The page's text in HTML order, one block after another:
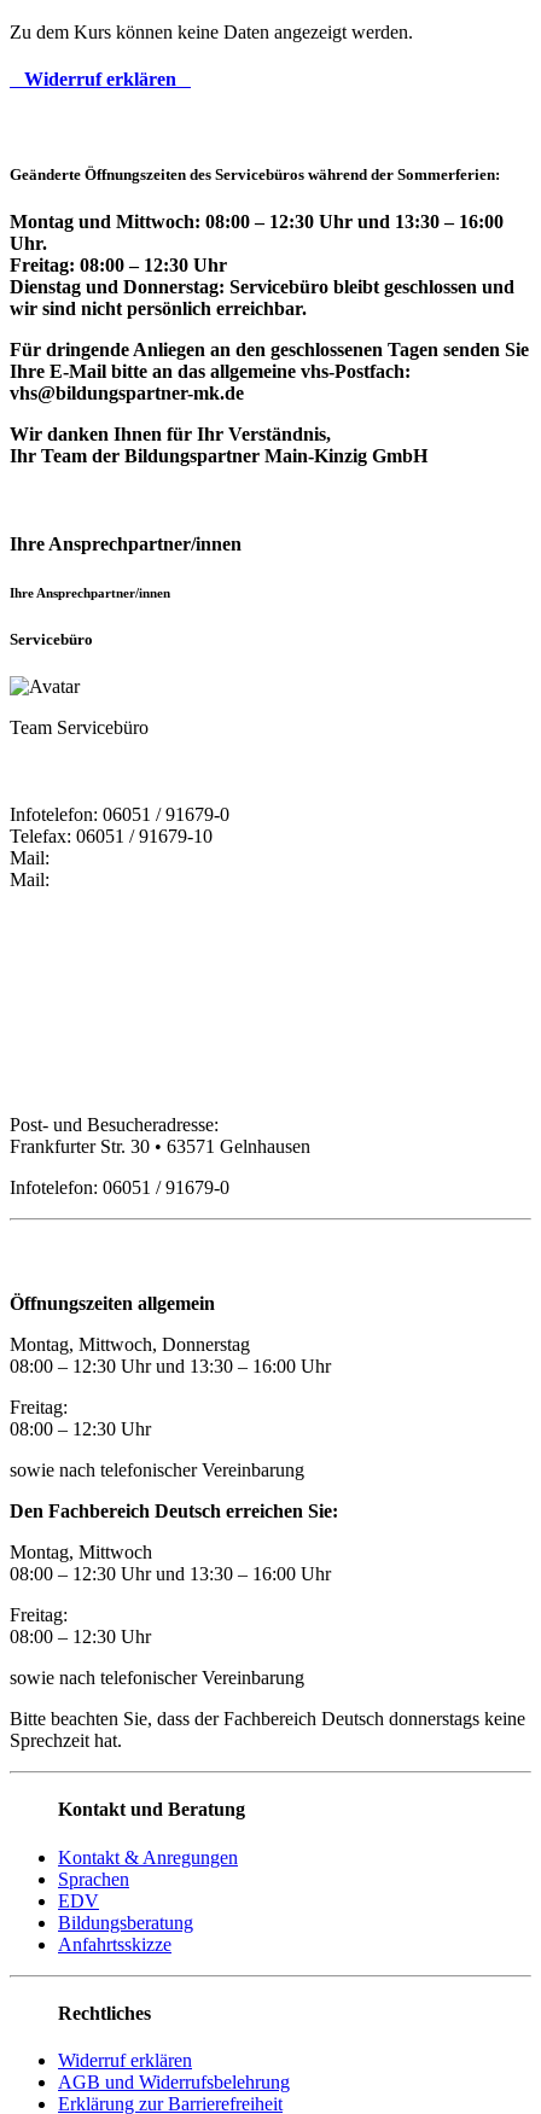
Zu dem Kurs können keine Daten angezeigt werden.
Widerruf erklären
Geänderte Öffnungszeiten des Servicebüros während der Sommerferien:
Montag und Mittwoch: 08:00 – 12:30 Uhr und 13:30 – 16:00
Uhr.
Freitag: 08:00 – 12:30 Uhr
Dienstag und Donnerstag: Servicebüro bleibt geschlossen und
wir sind nicht persönlich erreichbar.
Für dringende Anliegen an den geschlossenen Tagen senden Sie
Ihre E-Mail bitte an das allgemeine vhs-Postfach:
vhs@bildungspartner-mk.de
Wir danken Ihnen für Ihr Verständnis,
Ihr Team der Bildungspartner Main-Kinzig GmbH
Ihre Ansprechpartner/innen
Ihre Ansprechpartner/innen
Servicebüro
Team Servicebüro
Infotelefon: 06051 / 91679-0
Telefax: 06051 / 91679-10
Mail:
Mail:
Post- und Besucheradresse:
Frankfurter Str. 30 • 63571 Gelnhausen
Infotelefon: 06051 / 91679-0
Öffnungszeiten allgemein
Montag, Mittwoch, Donnerstag
08:00 – 12:30 Uhr und 13:30 – 16:00 Uhr
Freitag:
08:00 – 12:30 Uhr
sowie nach telefonischer Vereinbarung
Den Fachbereich Deutsch erreichen Sie:
Montag, Mittwoch
08:00 – 12:30 Uhr und 13:30 – 16:00 Uhr
Freitag:
08:00 – 12:30 Uhr
sowie nach telefonischer Vereinbarung
Bitte beachten Sie, dass der Fachbereich Deutsch donnerstags keine
Sprechzeit hat.
Kontakt und Beratung
Kontakt & Anregungen
Sprachen
EDV
Bildungsberatung
Anfahrtsskizze
Rechtliches
Widerruf erklären
AGB und Widerrufsbelehrung
Erklärung zur Barrierefreiheit